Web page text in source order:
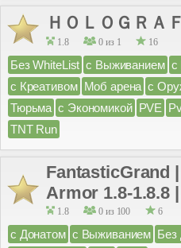
ＨＯＬＯＧＲＡ
1.8 0 из 1 16
Без WhiteList с Выживанием с
с Креативом Моб арена с
Тюрьма с Экономикой PVE
TNT Run
FantasticGrand
Armor 1.8-1.8.8
1.8 0 из 100 6
с Донатом с Выживанием Без